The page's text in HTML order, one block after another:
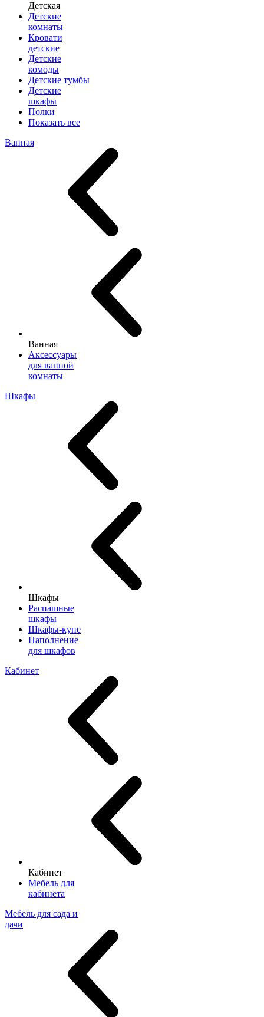
Детская
Детские
комнаты
Кровати
детские
Детские
комоды
Детские тумбы
Детские
шкафы
Полки
Показать все
Ванная
Ванная
Аксессуары
для ванной
комнаты
Шкафы
Шкафы
Распашные
шкафы
Шкафы-купе
Наполнение
для шкафов
Кабинет
Кабинет
Мебель для
кабинета
Мебель для сада и
дачи